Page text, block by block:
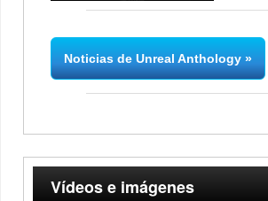
Noticias de Unreal Anthology
Vídeos e imágenes